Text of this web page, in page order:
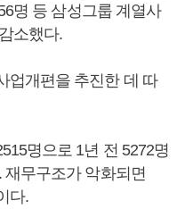
명 등 삼성그룹 계열사
소했다.
업개편을 추진한 데 따
명으로 1년 전 5272명
재무구조가 악화되면
다.